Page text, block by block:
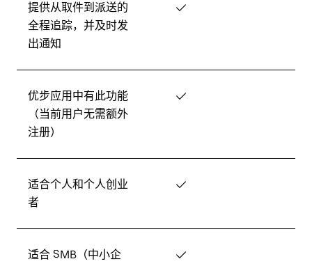
提供从取件到派送的
全程追踪，并及时发
出通知
✓
优步应用中有此功能
（当前用户无需额外
注册）
✓
适合个人和个人创业
者
✓
适合 SMB（中小企 ✓